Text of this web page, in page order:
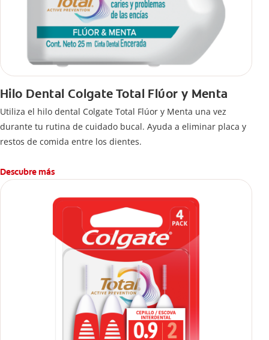
Hilo Dental Colgate Total Flúor y Menta
Utiliza el hilo dental Colgate Total Flúor y Menta una vez
durante tu rutina de cuidado bucal. Ayuda a eliminar placa y
restos de comida entre los dientes.
Descubre más